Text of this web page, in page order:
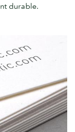
durable.